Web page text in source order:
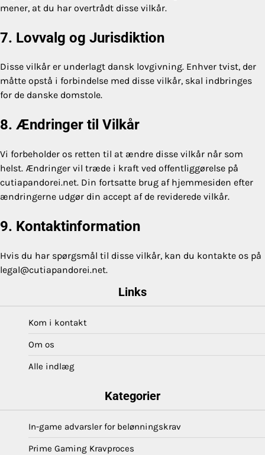
mener, at du har overtrådt disse vilkår.
7. Lovvalg og Jurisdiktion
Disse vilkår er underlagt dansk lovgivning. Enhver tvist, der
måtte opstå i forbindelse med disse vilkår, skal indbringes
for de danske domstole.
8. Ændringer til Vilkår
Vi forbeholder os retten til at ændre disse vilkår når som
helst. Ændringer vil træde i kraft ved offentliggørelse på
cutiapandorei.net. Din fortsatte brug af hjemmesiden efter
ændringerne udgør din accept af de reviderede vilkår.
9. Kontaktinformation
Hvis du har spørgsmål til disse vilkår, kan du kontakte os på
legal@cutiapandorei.net.
Links
Kom i kontakt
Om os
Alle indlæg
Kategorier
In-game advarsler for belønningskrav
Prime Gaming Kravproces